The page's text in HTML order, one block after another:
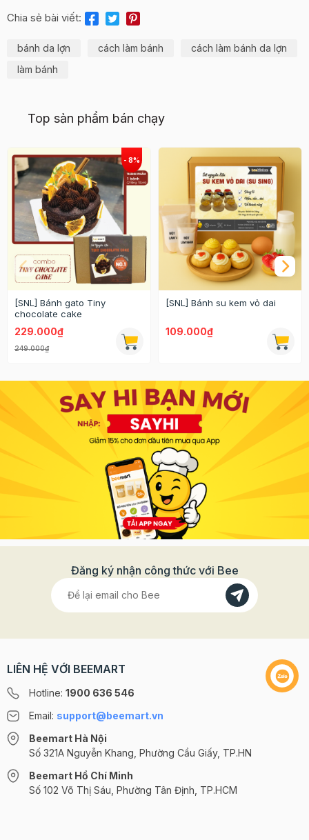
Chia sẻ bài viết:
bánh da lợn cách làm bánh
cách làm bánh da lợn
làm bánh
Top sản phẩm bán chạy
[SNL] Bánh gato Tiny
chocolate cake
229.000₫
249.000₫
[SNL] Bánh su kem vỏ dai
109.000₫
Đăng ký nhận công thức với Bee
LIÊN HỆ VỚI BEEMART
Hotline: 1900 636 546
Email: support@beemart.vn
Beemart Hà Nội
Số 321A Nguyễn Khang, Phường Cầu Giấy, TP.HN
Beemart Hồ Chí Minh
Số 102 Võ Thị Sáu, Phường Tân Định, TP.HCM